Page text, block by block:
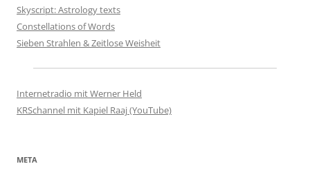
Skyscript: Astrology texts
Constellations of Words
Sieben Strahlen & Zeitlose Weisheit
Internetradio mit Werner Held
KRSchannel mit Kapiel Raaj (YouTube)
META